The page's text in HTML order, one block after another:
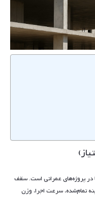
در پروژه‌های عمرانی است. سقف
تمام‌شده، سرعت اجرا، وزن